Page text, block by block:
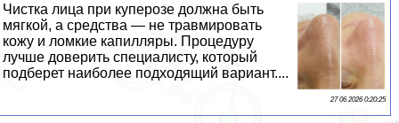
Чистка лица при куперозе должна быть
мягкой, а средства — не травмировать
кожу и ломкие капилляры. Процедуру
лучше доверить специалисту, который
подберет наиболее подходящий вариант....
27 06 2026 0:20:25